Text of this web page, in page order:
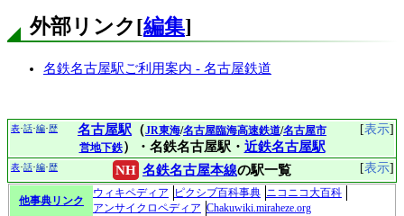
外部リンク [編集]
名鉄名古屋駅ご利用案内 - 名古屋鉄道
表示
表･話･編･歴 名古屋駅 （JR東海/名古屋臨海高速鉄道/名古屋市
営地下鉄）・ 名鉄名古屋駅・ 近鉄名古屋駅
表示
表･話･編･歴 NH 名鉄名古屋本線の駅一覧
他事典リンク
ウィキペディア ピクシブ百科事典 ニコニコ大百科
アンサイクロペディア Chakuwiki.miraheze.org